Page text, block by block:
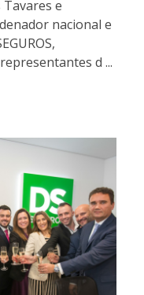
e
nacional e
d ...